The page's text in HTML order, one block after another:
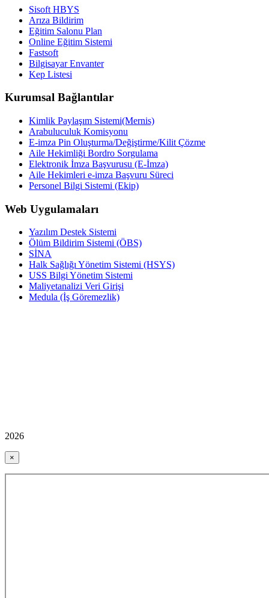
Sisoft HBYS
Arıza Bildirim
Eğitim Salonu Plan
Online Eğitim Sistemi
Fastsoft
Bilgisayar Envanter
Kep Listesi
Kurumsal Bağlantılar
Kimlik Paylaşım Sistemi(Mernis)
Arabuluculuk Komisyonu
E-imza Pin Oluşturma/Değiştirme/Kilit Çözme
Aile Hekimliği Bordro Sorgulama
Elektronik İmza Başvurusu (E-İmza)
Aile Hekimleri e-imza Başvuru Süreci
Personel Bilgi Sistemi (Ekip)
Web Uygulamaları
Yazılım Destek Sistemi
Ölüm Bildirim Sistemi (ÖBS)
SİNA
Halk Sağlığı Yönetim Sistemi (HSYS)
USS Bilgi Yönetim Sistemi
Maliyetanalizi Veri Girişi
Medula (İş Göremezlik)
2026
×